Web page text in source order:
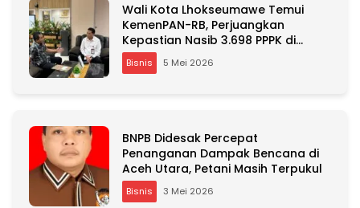
Wali Kota Lhokseumawe Temui
KemenPAN-RB, Perjuangkan
Kepastian Nasib 3.698 PPPK di
Tengah Tekanan Fiskal
Bisnis 5 Mei 2026
BNPB Didesak Percepat
Penanganan Dampak Bencana di
Aceh Utara, Petani Masih Terpukul
Bisnis 3 Mei 2026